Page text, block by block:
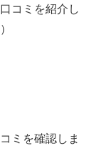
コミを紹介し
ミを確認しま